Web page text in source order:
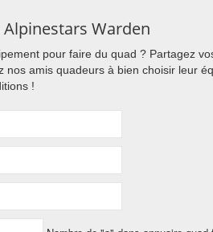
Warden
pour faire du quad ? Partagez
nos amis quadeurs à bien choisir leur
!